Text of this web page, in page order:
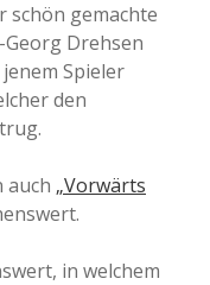
schön gemachte
Drehsen
Spieler
den
auch „Vorwärts
in welchem